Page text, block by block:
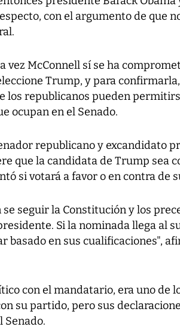
con el argumento de que
vez McConnell sí se ha
Trump, y para
los republicanos pueden
ocupan en el Senado.
republicano y excandidato
que la candidata de Trump sea
si votará a favor o en contra de
se seguir la Constitución y los
Si la nominada llega al
basado en sus cualificaciones",
con el mandatario, era uno de
su partido, pero sus
Senado.